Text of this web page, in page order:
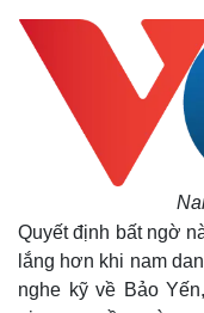
Quyết định bất ngờ
lắng hơn khi nam
nghe kỹ về Bảo